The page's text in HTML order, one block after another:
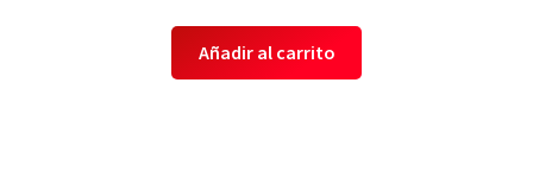
Añadir al carrito